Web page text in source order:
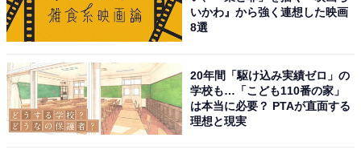
いかわ』から強く連想した映画
8選
20年間「駆け込み実績ゼロ」の
学校も…「こども110番の家」
は本当に必要？ PTAが直面する
理想と現実